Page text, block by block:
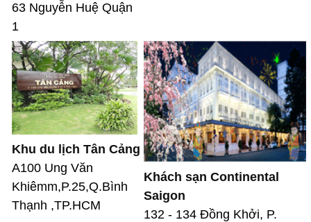
63 Nguyễn Huệ Quận
1
Khu du lịch Tân Cảng
A100 Ung Văn
Khiêmm,P.25,Q.Bình
Thạnh ,TP.HCM
Khách sạn Continental
Saigon
132 - 134 Đồng Khởi, P.